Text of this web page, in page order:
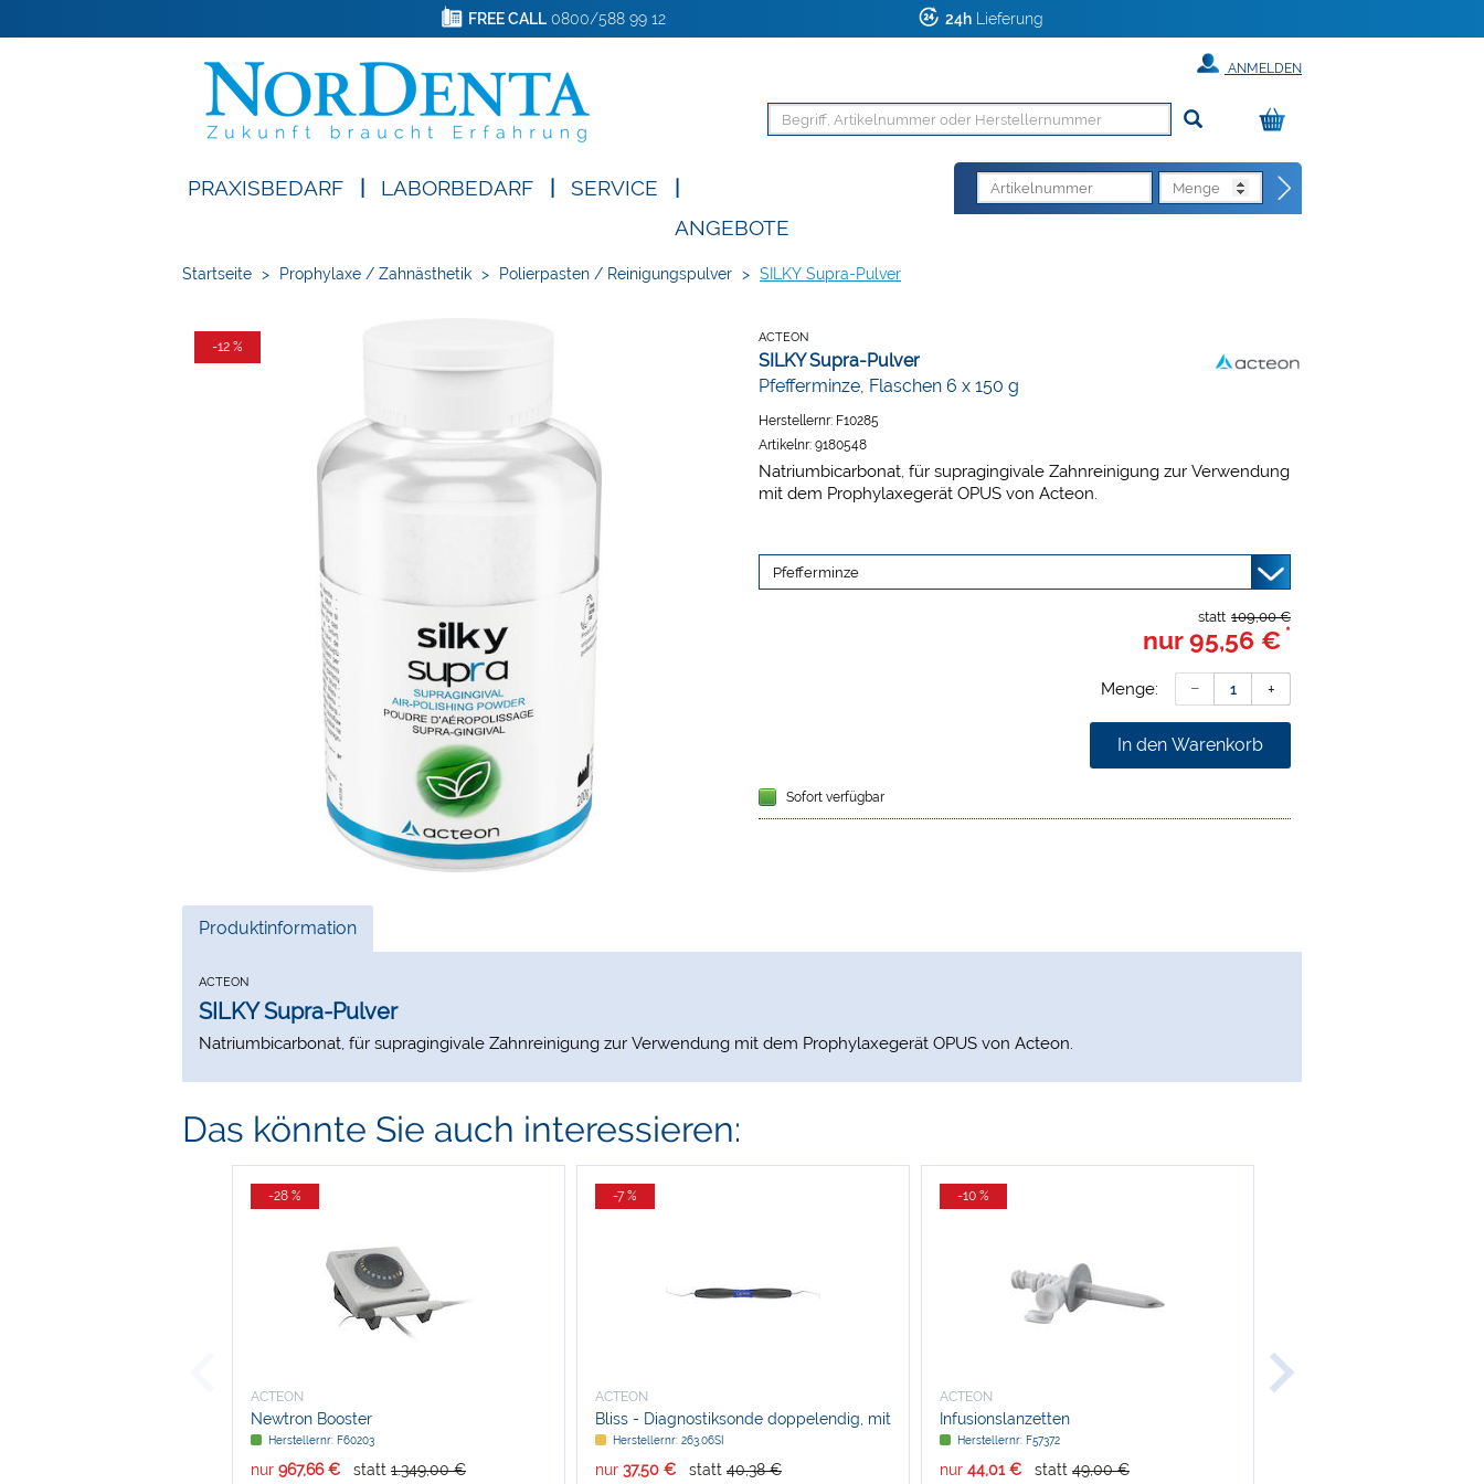
FREE CALL0800/588 99 12 24h Lieferung
ANMELDEN
PRAXISBEDARF LABORBEDARF SERVICE
ANGEBOTE
Startseite > Prophylaxe / Zahnästhetik > Polierpasten / Reinigungspulver > SILKY Supra-Pulver
-12 %
ACTEON
SILKY Supra-Pulver
Pfefferminze, Flaschen 6 x 150 g
Herstellernr: F10285
Artikelnr: 9180548
Natriumbicarbonat, für supragingivale Zahnreinigung zur Verwendung
mit dem Prophylaxegerät OPUS von Acteon.
109,00 €
statt
nur95,56 € *
Menge:
In den Warenkorb
Sofort verfügbar
Current
Produktinformation
ACTEON
SILKY Supra-Pulver
Natriumbicarbonat, für supragingivale Zahnreinigung zur Verwendung mit dem Prophylaxegerät OPUS von Acteon.
Das könnte Sie auch interessieren:
-28 %
ACTEON
Newtron Booster
Herstellernr: F60203
nur 967,66 € statt 1.349,00 €
-7 %
ACTEON
Bliss - Diagnostiksonde doppelendig, mit
Silikongriff
Herstellernr: 263.06SI
nur 37,50 € statt 40,38 €
-10 %
ACTEON
Infusionslanzetten
Herstellernr: F57372
nur 44,01 € statt 49,00 €